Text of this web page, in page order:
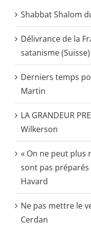
Shabbat Shalom
Délivrance de la
satanisme
Derniers temps
Martin
LA GRANDEUR
Wilkerson
« On ne peut plus
sont pas
Havard
Ne pas mettre le
Cerdan